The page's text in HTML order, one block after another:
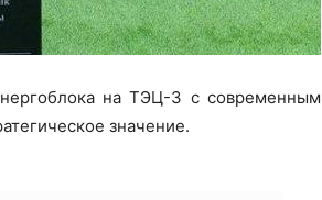
на ТЭЦ-3 с современным
значение.